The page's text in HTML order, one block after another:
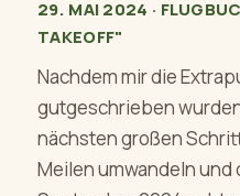
29. MAI 2024 ·
TAKEOFF"
Nachdem mir die
gutgeschrieben
nächsten großen
Meilen umwandeln und